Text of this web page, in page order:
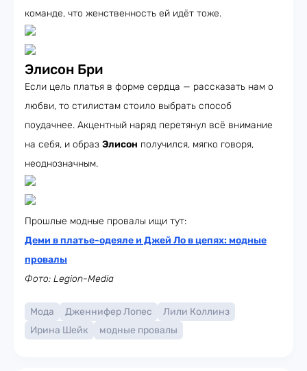
команде, что женственность ей идёт тоже.
Элисон Бри
Если цель платья в форме сердца — рассказать нам о
любви, то стилистам стоило выбрать способ
поудачнее. Акцентный наряд перетянул всё внимание
на себя, и образ Элисон получился, мягко говоря,
неоднозначным.
Прошлые модные провалы ищи тут:
Деми в платье-одеяле и Джей Ло в цепях: модные
провалы
Фото: Legion-Media
Мода Дженнифер Лопес
Лили Коллинз
Ирина Шейк
модные провалы